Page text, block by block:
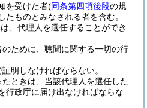
を受けた者(同条第四項後段の規
たものとみなされる者を含む。
は、代理人を選任することができ
ために、聴聞に関する一切の行
明しなければならない。
ときは、当該代理人を選任した
行政庁に届け出なければならな